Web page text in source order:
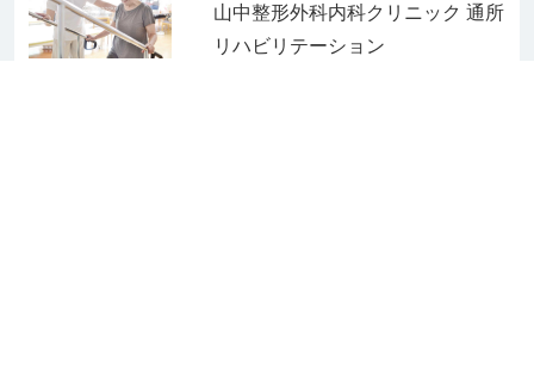
山中整形外科内科クリニック 通所
リハビリテーション